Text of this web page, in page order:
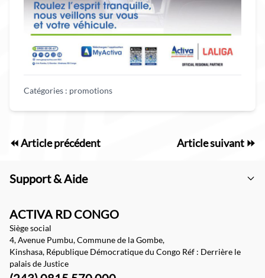
Catégories : promotions
⏪ Article précédent Article suivant ⏩
Support & Aide
ACTIVA RD CONGO
Siège social
4, Avenue Pumbu, Commune de la Gombe,
Kinshasa, République Démocratique du Congo Réf : Derrière le
palais de Justice